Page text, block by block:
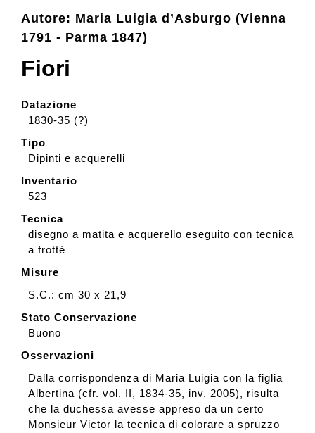
Search
Italiano
Autore: Maria Luigia d’Asburgo (Vienna
1791 - Parma 1847)
Fiori
Datazione
1830-35 (?)
Tipo
Dipinti e acquerelli
Inventario
523
Tecnica
disegno a matita e acquerello eseguito con tecnica
a frotté
Misure
S.C.: cm 30 x 21,9
Stato Conservazione
Buono
Osservazioni
Dalla corrispondenza di Maria Luigia con la figlia
Albertina (cfr. vol. II, 1834-35, inv. 2005), risulta
che la duchessa avesse appreso da un certo
Monsieur Victor la tecnica di colorare a spruzzo